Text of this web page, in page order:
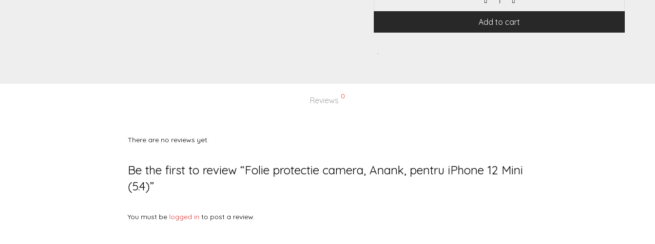
Add to cart
Reviews 0
There are no reviews yet.
Be the first to review “Folie protectie camera, Anank, pentru iPhone 12 Mini
(5.4)”
You must be logged in to post a review.